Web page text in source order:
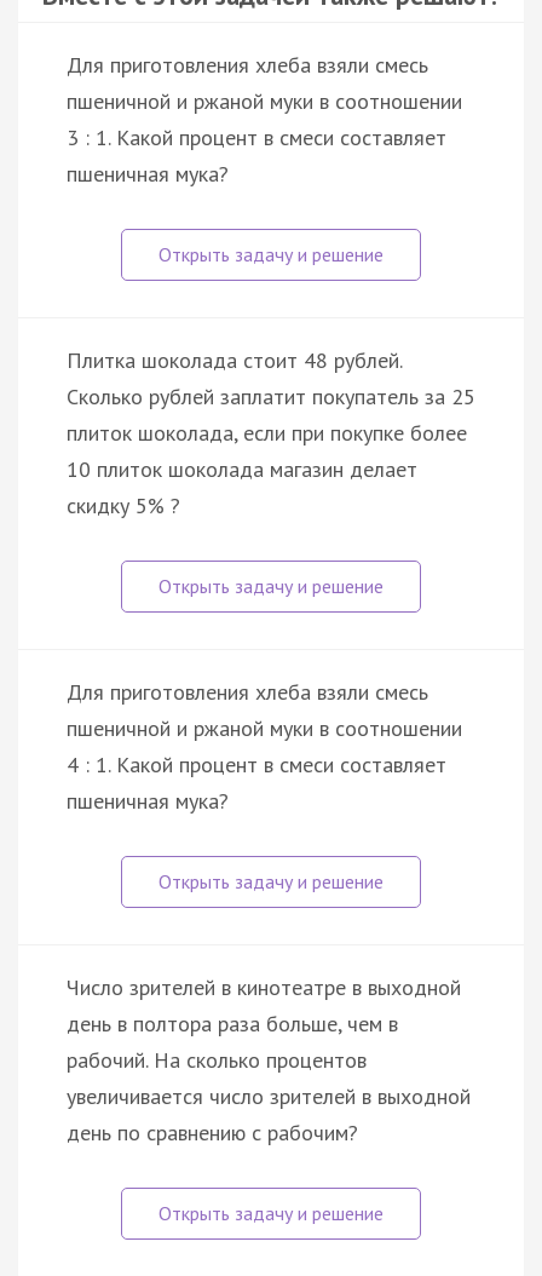
Для приготовления хлеба взяли смесь
пшеничной и ржаной муки в соотношении
3 : 1. Какой процент в смеси составляет
пшеничная мука?
Плитка шоколада стоит 48 рублей.
Сколько рублей заплатит покупатель за 25
плиток шоколада, если при покупке более
10 плиток шоколада магазин делает
скидку 5% ?
Для приготовления хлеба взяли смесь
пшеничной и ржаной муки в соотношении
4 : 1. Какой процент в смеси составляет
пшеничная мука?
Число зрителей в кинотеатре в выходной
день в полтора раза больше, чем в
рабочий. На сколько процентов
увеличивается число зрителей в выходной
день по сравнению с рабочим?